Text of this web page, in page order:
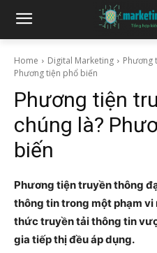
Home Digital Marketing
Phương
Phương tiện phổ biến
Phương tiện
chúng là?
biến
Phương tiện truyền thông
thông tin trong một phạm
thức truyền tải thông tin
gia tiếp thị đều áp dụng.